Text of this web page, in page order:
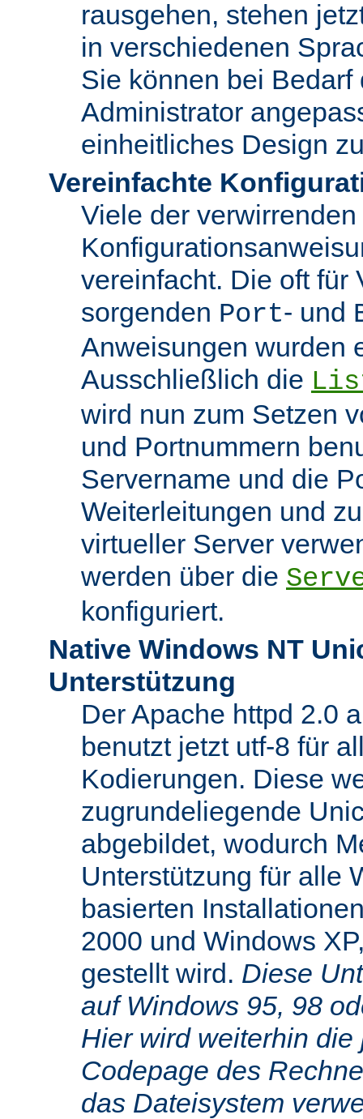
rausgehen, stehen
in verschiedenen
Sie können bei Bedarf
Administrator
einheitliches Design
Vereinfachte
Viele der verwirrenden
vereinfacht. Die oft für
sorgenden Port- und
Anweisungen wurden
Ausschließlich die
wird nun zum Setzen
und Portnummern
Servername und die
Weiterleitungen und
virtueller Server
werden über die
konfiguriert.
Native Windows NT
Unterstützung
Der Apache httpd 2.0
benutzt jetzt utf-8 für
Kodierungen. Diese
zugrundeliegende
abgebildet, wodurch
Unterstützung für alle
basierten
2000 und Windows
gestellt wird. Diese
auf Windows 95, 98
Hier wird weiterhin
Codepage des
das Dateisystem